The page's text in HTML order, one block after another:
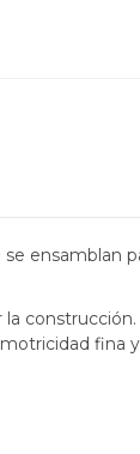
se ensamblan
construcción.
fina